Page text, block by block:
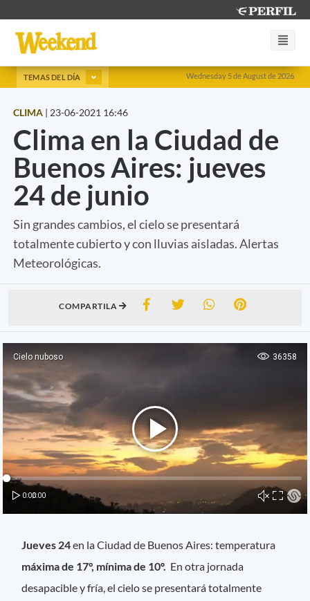
Wednesday 5 de August de 2026
TEMAS DEL DÍA
CLIMA | 23-06-2021 16:46
Clima en la Ciudad de
Buenos Aires: jueves
24 de junio
Sin grandes cambios, el cielo se presentará
totalmente cubierto y con lluvias aisladas. Alertas
Meteorológicas.
COMPARTILA
Jueves 24en la Ciudad de Buenos Aires: temperatura
máxima de 17°, mínima de 10º. En otra jornada
desapacible y fría, el cielo se presentará totalmente